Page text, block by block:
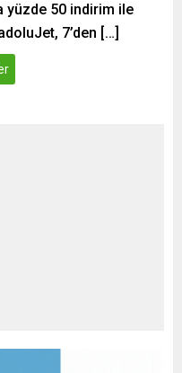
yüzde 50 indirim ile
7’den […]